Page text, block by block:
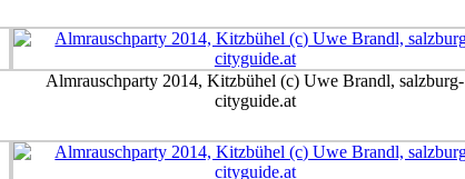
Almrauschparty 2014, Kitzbühel (c) Uwe Brandl, salzburg-
cityguide.at